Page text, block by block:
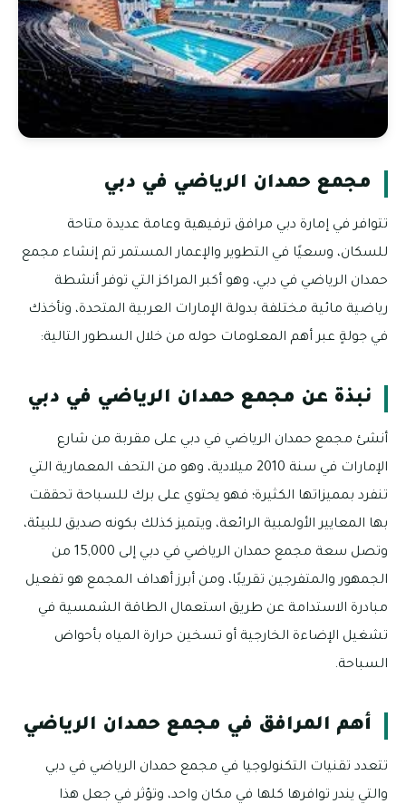
مجمع حمدان الرياضي في دبي
تتوافر في إمارة دبي مرافق ترفيهية وعامة عديدة متاحة
للسكان، وسعيًا في التطوير والإعمار المستمر تم إنشاء مجمع
حمدان الرياضي في دبي، وهو أكبر المراكز التي توفر أنشطة
رياضية مائية مختلفة بدولة الإمارات العربية المتحدة، ونأخذك
في جولةٍ عبر أهم المعلومات حوله من خلال السطور التالية:
نبذة عن مجمع حمدان الرياضي في دبي
أنشئ مجمع حمدان الرياضي في دبي على مقربة من شارع
الإمارات في سنة 2010 ميلادية، وهو من التحف المعمارية التي
تنفرد بمميزاتها الكثيرة؛ فهو يحتوي على برك للسباحة تحققت
بها المعايير الأولمبية الرائعة، ويتميز كذلك بكونه صديق للبيئة،
وتصل سعة مجمع حمدان الرياضي في دبي إلى 15,000 من
الجمهور والمتفرجين تقريبًا، ومن أبرز أهداف المجمع هو تفعيل
مبادرة الاستدامة عن طريق استعمال الطاقة الشمسية في
تشغيل الإضاءة الخارجية أو تسخين حرارة المياه بأحواض
السباحة.
أهم المرافق في مجمع حمدان الرياضي
تتعدد تقنيات التكنولوجيا في مجمع حمدان الرياضي في دبي
والتي يندر توافرها كلها في مكان واحد، وتؤثر في جعل هذا